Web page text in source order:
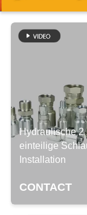
UNS
FABRIK-
TRETEN
SIE
MIT
UNS
Hydraulische 2
einteilige
Installation
CONTACT